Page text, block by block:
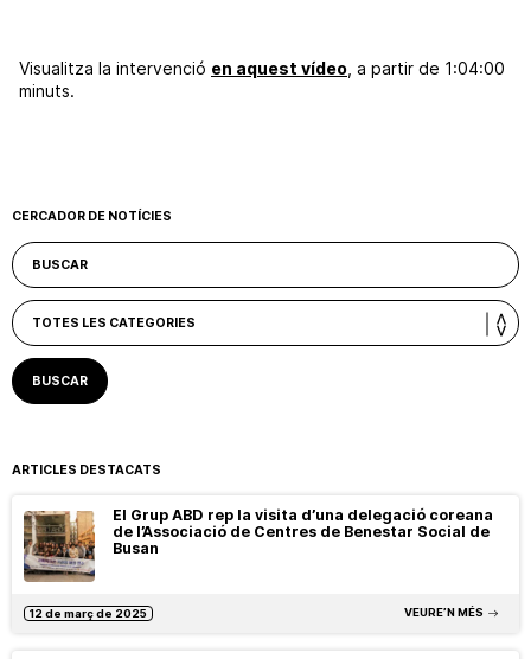
Visualitza la intervenció en aquest vídeo , a partir de 1:04:00
minuts.
CERCADOR DE NOTÍCIES
ARTICLES DESTACATS
El Grup ABD rep la visita d’una delegació coreana
de l’Associació de Centres de Benestar Social de
Busan
12 de març de 2025 VEURE’N MÉS